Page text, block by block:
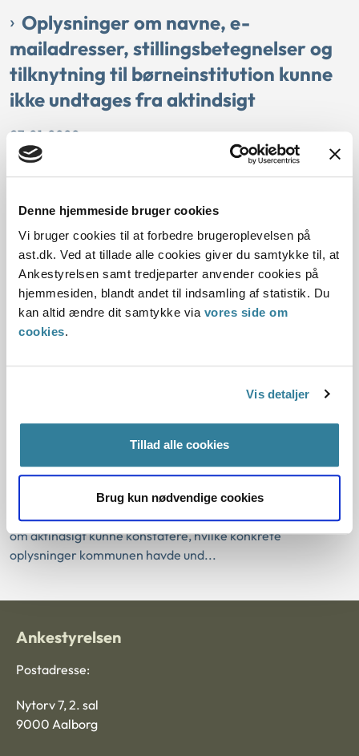
Denne hjemmeside bruger cookies
Vi bruger cookies til at forbedre brugeroplevelsen på
ast.dk. Ved at tillade alle cookies giver du samtykke til, at
Ankestyrelsen samt tredjeparter anvender cookies på
hjemmesiden, blandt andet til indsamling af statistik. Du
kan altid ændre dit samtykke via vores side om
cookies.
Vis detaljer
Tillad alle cookies
Brug kun nødvendige cookies
Oplysninger om navne, e-
mailadresser, stillingsbetegnelser og
tilknytning til børneinstitution kunne
ikke undtages fra aktindsigt
07-01-2020
Aktindsigt Private forhold Ankestyrelsen
forældres navne, e-mailadresser, stillingsbetegnelser og
Ankestyrelsen vurderede, at oplysningerne ikke var
oplysninger om private forhold, der kunne undtages efter
offentlighedslovens § 30, nr. 1.
Aktindsigt i offentliggjorte
Frederiksberg Kommune havde givet afslag på aktindsigt i
oplysningerne var offentligt tilgængelige.
Ankestyrelsen vurderede, at kommunens henvisning til den
offentlige tilgængelighed ikke var så præcis, at anmoderen
om aktindsigt kunne konstatere, hvilke konkrete
oplysninger kommunen havde und...
Ankestyrelsen
Postadresse:
Nytorv 7, 2. sal
9000 Aalborg